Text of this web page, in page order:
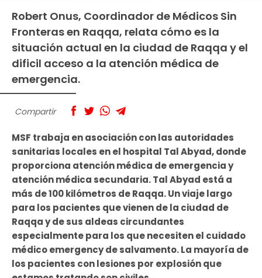
Robert Onus, Coordinador de Médicos Sin
Fronteras en Raqqa, relata cómo es la
situación actual en la ciudad de Raqqa y el
dificil acceso a la atención médica de
emergencia.
Compartir
MSF trabaja en asociación con las autoridades
sanitarias locales en el hospital Tal Abyad, donde
proporciona atención médica de emergencia y
atención médica secundaria. Tal Abyad está a
más de 100 kilómetros de Raqqa. Un viaje largo
para los pacientes que vienen de la ciudad de
Raqqa y de sus aldeas circundantes
especialmente para los que necesiten el cuidado
médico emergency de salvamento. La mayoría de
los pacientes con lesiones por explosión que